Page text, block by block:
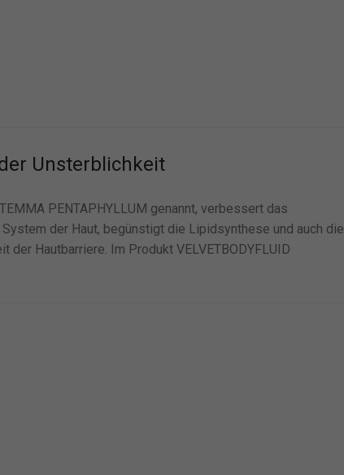
Unsterblichkeit
PENTAPHYLLUM genannt, verbessert das
der Haut, begünstigt die Lipidsynthese und auch die
der Hautbarriere. Im Produkt VELVETBODYFLUID